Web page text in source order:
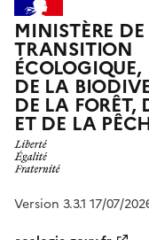
MINISTÈRE
TRANSITION
ÉCOLOGIQUE,
DE LA
DE LA FORÊT,
ET DE LA
Version 3.3.1 17/07/